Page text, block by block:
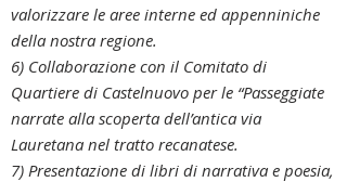
valorizzare le aree interne ed appenniniche
della nostra regione.
6) Collaborazione con il Comitato di
Quartiere di Castelnuovo per le “Passeggiate
narrate alla scoperta dell’antica via
Lauretana nel tratto recanatese.
7) Presentazione di libri di narrativa e poesia,